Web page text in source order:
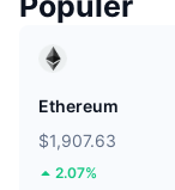
Ethereum
$1,907.63
2.07%